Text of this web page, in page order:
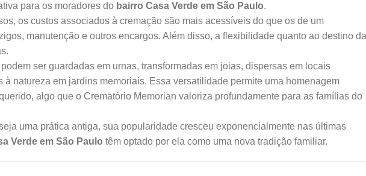
para os moradores do bairro Casa Verde em São Paulo.
os custos associados à cremação são mais acessíveis do que os de um
manutenção e outros encargos. Além disso, a flexibilidade quanto ao destino
ser guardadas em urnas, transformadas em joias, dispersas em locais
natureza em jardins memoriais. Essa versatilidade permite uma homenagem
algo que o Crematório Memorian valoriza profundamente para as famílias do
uma prática antiga, sua popularidade cresceu exponencialmente nas últimas
Verde em São Paulo têm optado por ela como uma nova tradição familiar.